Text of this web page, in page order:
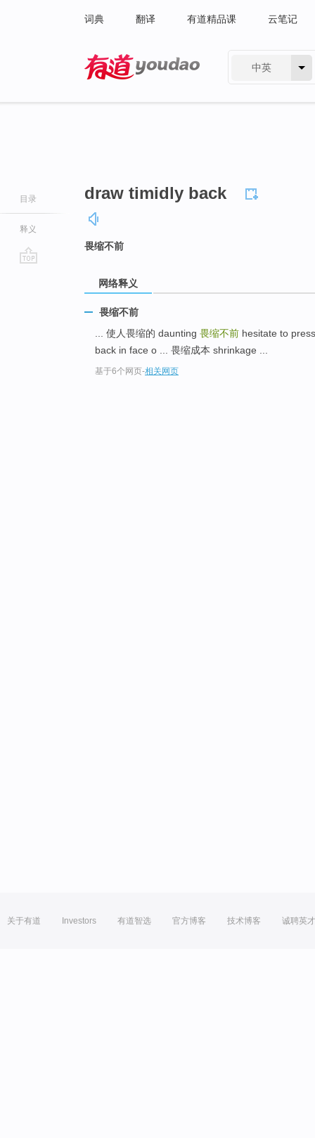
词典 翻译 有道精品课 云笔记
中英
目录
释义
draw timidly back
畏缩不前
网络释义
畏缩不前
... 使人畏缩的 daunting 畏缩不前 hesitate to
back in face o ... 畏缩成本 shrinkage ...
基于6个网页-相关网页
关于有道 Investors 有道智选 官方博客 技术博客 诚聘英才